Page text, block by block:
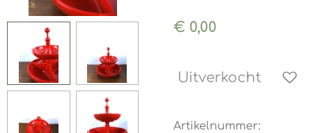
€ 0,00
Uitverkocht
Artikelnummer: